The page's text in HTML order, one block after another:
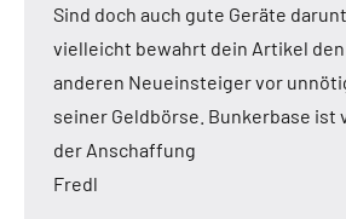
Sind doch auch gute Geräte
vielleicht bewahrt dein Artikel
anderen Neueinsteiger vor
seiner Geldbörse. Bunkerbase ist
der Anschaffung
Fredl